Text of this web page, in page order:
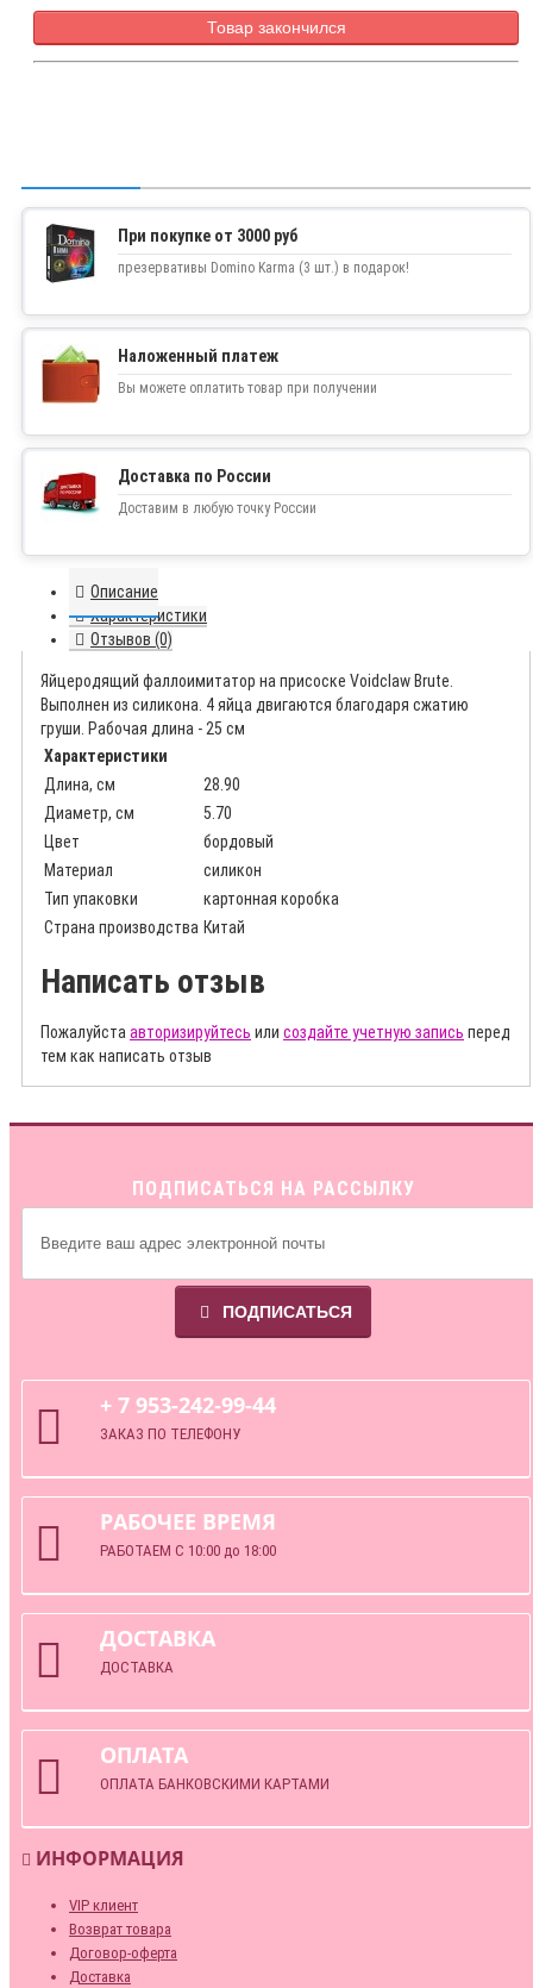
Товар закончился
При покупке от 3000 руб
презервативы Domino Karma (3 шт.) в подарок!
Наложенный платеж
Вы можете оплатить товар при получении
Доставка по России
Доставим в любую точку России
Описание
Характеристики
Отзывов (0)
Яйцеродящий фаллоимитатор на присоске Voidclaw Brute.
Выполнен из силикона. 4 яйца двигаются благодаря сжатию
груши. Рабочая длина - 25 см
Характеристики
Длина, см
28.90
Диаметр, см
5.70
Цвет
бордовый
Материал
силикон
Тип упаковки
картонная коробка
Страна производства Китай
Написать отзыв
Пожалуйста авторизируйтесь или создайте учетную запись перед
тем как написать отзыв
ПОДПИСАТЬСЯ НА РАССЫЛКУ
ПОДПИСАТЬСЯ
+ 7 953-242-99-44
ЗАКАЗ ПО ТЕЛЕФОНУ
РАБОЧЕЕ ВРЕМЯ
РАБОТАЕМ С 10:00 до 18:00
ДОСТАВКА
ДОСТАВКА
ОПЛАТА
ОПЛАТА БАНКОВСКИМИ КАРТАМИ
ИНФОРМАЦИЯ
VIP клиент
Возврат товара
Договор-оферта
Доставка